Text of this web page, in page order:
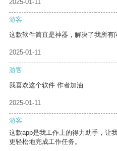
2025-01-11
游客
这款软件简直是神器，解决了我所有
2025-01-11
游客
我喜欢这个软件 作者加油
2025-01-11
游客
这款app是我工作上的得力助手，让
更轻松地完成工作任务。